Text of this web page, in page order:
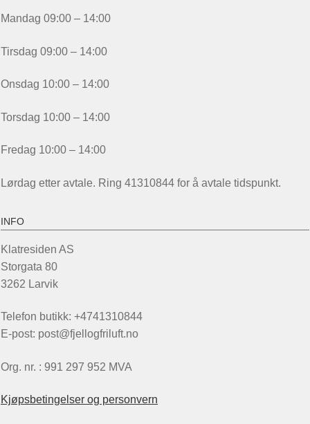
Mandag 09:00 – 14:00
Tirsdag 09:00 – 14:00
Onsdag 10:00 – 14:00
Torsdag 10:00 – 14:00
Fredag 10:00 – 14:00
Lørdag etter avtale. Ring 41310844 for å avtale tidspunkt.
INFO
Klatresiden AS
Storgata 80
3262 Larvik
Telefon butikk: +4741310844
E-post: post@fjellogfriluft.no
Org. nr. : 991 297 952 MVA
Kjøpsbetingelser og personvern